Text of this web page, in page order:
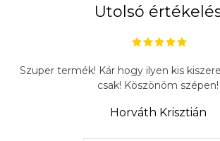
Utolsó
Szuper termék! Kár hogy ilyen kis
csak! Köszönöm szépen!
Horváth Krisztián